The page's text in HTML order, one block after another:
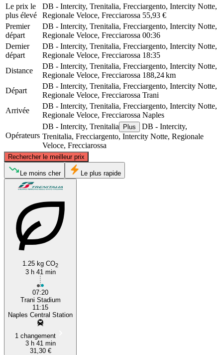
Le prix le
plus élevé
DB - Intercity, Trenitalia, Frecciargento, Intercity Notte,
Regionale Veloce, Frecciarossa 55,93 €
Premier
départ
DB - Intercity, Trenitalia, Frecciargento, Intercity Notte,
Regionale Veloce, Frecciarossa 00:36
Dernier
départ
DB - Intercity, Trenitalia, Frecciargento, Intercity Notte,
Regionale Veloce, Frecciarossa 18:35
Distance
DB - Intercity, Trenitalia, Frecciargento, Intercity Notte,
Regionale Veloce, Frecciarossa 188,24 km
Départ
DB - Intercity, Trenitalia, Frecciargento, Intercity Notte,
Regionale Veloce, Frecciarossa Trani
Arrivée
DB - Intercity, Trenitalia, Frecciargento, Intercity Notte,
Regionale Veloce, Frecciarossa Naples
Opérateurs
DB - Intercity, Trenitalia Plus
DB - Intercity,
Trenitalia, Frecciargento, Intercity Notte, Regionale
Veloce, Frecciarossa
Rechercher le meilleur prix
Le moins cher Le plus rapide
1.25 kg CO2
3 h 41 min
07:20
Trani Stadium
11:15
Naples Central Station
1 changement
3 h 41 min
31,30 €